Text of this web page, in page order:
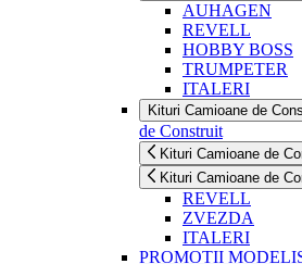
AUHAGEN
REVELL
HOBBY BOSS
TRUMPETER
ITALERI
Kituri Camioane de
de Construit
Kituri Camioane de
Kituri Camioane de
REVELL
ZVEZDA
ITALERI
PROMOTII